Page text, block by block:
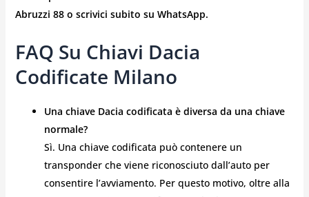
Abruzzi 88 o scrivici subito su WhatsApp.
FAQ Su Chiavi Dacia
Codificate Milano
Una chiave Dacia codificata è diversa da una chiave
normale?
Sì. Una chiave codificata può contenere un
transponder che viene riconosciuto dall’auto per
consentire l’avviamento. Per questo motivo, oltre alla